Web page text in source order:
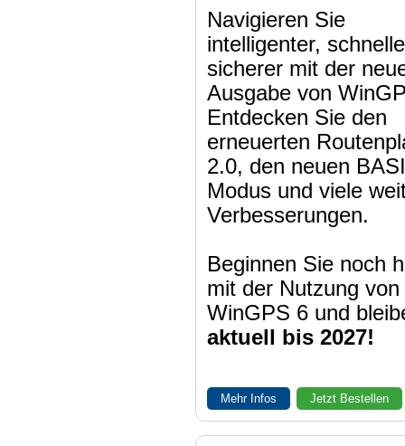
Navigieren Sie
intelligenter,
sicherer mit der
Ausgabe von
Entdecken Sie den
erneuerten
2.0, den neuen
Modus und viele
Verbesserungen.
Beginnen Sie noch
mit der Nutzung von
WinGPS 6 und
aktuell bis 2027!
Mehr Infos Jetzt Bestellen